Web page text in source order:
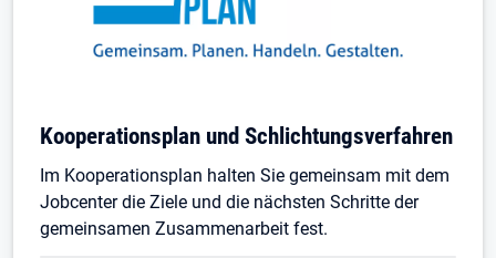
Kooperationsplan und Schlichtungsverfahren
Im Kooperationsplan halten Sie gemeinsam mit dem
Jobcenter die Ziele und die nächsten Schritte der
gemeinsamen Zusammenarbeit fest.